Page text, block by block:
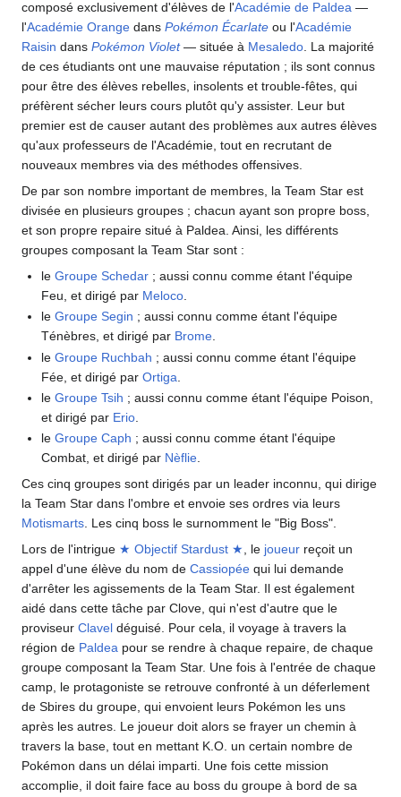
composé exclusivement d'élèves de l'Académie de Paldea —
l'Académie Orange dans Pokémon Écarlate ou l'Académie
Raisin dans Pokémon Violet— située à Mesaledo . La majorité
de ces étudiants ont une mauvaise réputation ; ils sont connus
pour être des élèves rebelles, insolents et trouble-fêtes, qui
préfèrent sécher leurs cours plutôt qu'y assister. Leur but
premier est de causer autant des problèmes aux autres élèves
qu'aux professeurs de l'Académie, tout en recrutant de
nouveaux membres via des méthodes offensives.
De par son nombre important de membres, la Team Star est
divisée en plusieurs groupes ; chacun ayant son propre boss,
et son propre repaire situé à Paldea. Ainsi, les différents
groupes composant la Team Star sont :
leGroupe Schedar ; aussi connu comme étant l'équipe
Feu, et dirigé par Meloco
leGroupe Segin ; aussi connu comme étant l'équipe
Ténèbres, et dirigé par Brome
leGroupe Ruchbah ; aussi connu comme étant l'équipe
Fée, et dirigé parOrtiga
leGroupe Tsih ; aussi connu comme étant l'équipe Poison,
et dirigé par Erio
leGroupe Caph ; aussi connu comme étant l'équipe
Combat, et dirigé par Nèflie.
Ces cinq groupes sont dirigés par un leader inconnu, qui dirige
la Team Star dans l'ombre et envoie ses ordres via leurs
Motismarts. Les cinq boss le surnomment le "Big Boss".
Lors de l'intrigue ★ Objectif Stardust ★, le joueur reçoit un
appel d'une élève du nom de Cassiopée qui lui demande
d'arrêter les agissements de la Team Star. Il est également
aidé dans cette tâche par Clove, qui n'est d'autre que le
proviseur Clavel déguisé. Pour cela, il voyage à travers la
région de Paldea pour se rendre à chaque repaire, de chaque
groupe composant la Team Star. Une fois à l'entrée de chaque
camp, le protagoniste se retrouve confronté à un déferlement
de Sbires du groupe, qui envoient leurs Pokémon les uns
après les autres. Le joueur doit alors se frayer un chemin à
travers la base, tout en mettant K.O. un certain nombre de
Pokémon dans un délai imparti. Une fois cette mission
accomplie, il doit faire face au boss du groupe à bord de sa